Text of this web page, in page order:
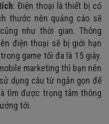
: Điện thoại là thiết bị có
thước nên quảng cáo sẽ
như thời gian. Thông
điện thoại sẽ bị giới hạn
game tối đa là 15 giây.
marketing thì bạn nên
dụng câu từ ngắn gọn để
tìm được trọng tâm thông
tới.